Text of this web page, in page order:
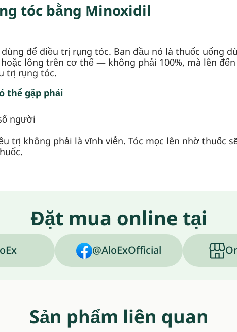
tóc bằng Minoxidil
để điều trị rụng tóc. Ban đầu nó là thuốc uống
lông trên cơ thể — không phải 100%, mà lên
trị rụng tóc.
thể gặp phải
người
trị không phải là vĩnh viễn. Tóc mọc lên nhờ thuốc
Đặt mua online tại
@AloExOfficial
Sản phẩm liên quan